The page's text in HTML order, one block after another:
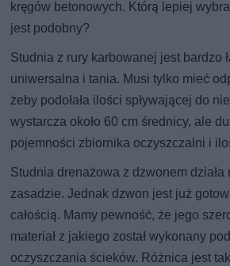
kręgów betonowych. Którą lepiej
jest podobny?
Studnia z rury karbowanej jest bardzo
uniwersalna i tania. Musi tylko mieć
żeby podołała ilości spływającej do
wystarcza około 60 cm średnicy, ale
pojemności zbiornika oczyszczalni i
Studnia drenażowa z dzwonem działa
zasadzie. Jednak dzwon jest już
całością. Mamy pewność, że jego
materiał z jakiego został wykonany
oczyszczania ścieków. Różnica jest